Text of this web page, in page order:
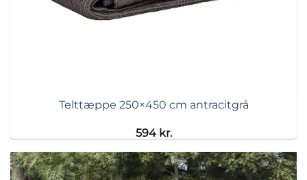
Telttæppe 250×450 cm antracitgrå
594 kr.